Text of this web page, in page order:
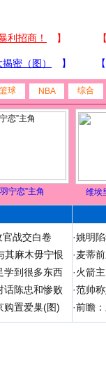
篮球 NBA 综合
羽宁恋”主角 维埃
官战交白卷
其麻木毋宁恨
学到很多东西
话陈忠和惨败
购置爱巢(图)
·姚明
·麦蒂
·火箭
·范帅
·前瞻